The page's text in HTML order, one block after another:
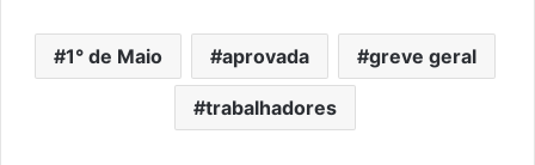
1° de Maio aprovada greve geral
trabalhadores